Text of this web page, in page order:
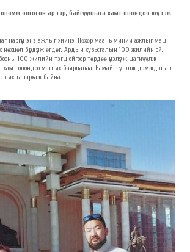
олгосон ар гэр, байгууллага хамт олондоо юу гэж
наргүй энэ ажлыг хийнэ. Нөхөр маань миний ажлыг маш
бүрдүүлж өгдөг. Ардын хувьсгалын 100 жилийн ой,
100 жилийн тэгш ойгоор төрдөө үнэлүүлж шагнуулж
хамт олондоо маш их баярлалаа. Намайг үргэлж дэмждэг ар
их талархаж байна.